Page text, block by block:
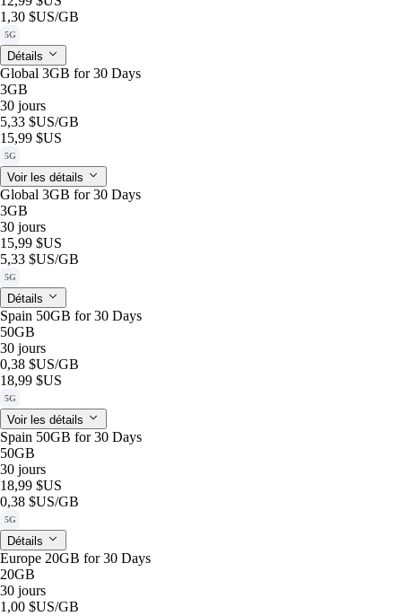
1,30 $US/GB
5G
Détails
Global 3GB for 30 Days
3GB
30 jours
5,33 $US/GB
15,99 $US
5G
Voir les détails
Global 3GB for 30 Days
3GB
30 jours
15,99 $US
5,33 $US/GB
5G
Détails
Spain 50GB for 30 Days
50GB
30 jours
0,38 $US/GB
18,99 $US
5G
Voir les détails
Spain 50GB for 30 Days
50GB
30 jours
18,99 $US
0,38 $US/GB
5G
Détails
Europe 20GB for 30 Days
20GB
30 jours
1,00 $US/GB